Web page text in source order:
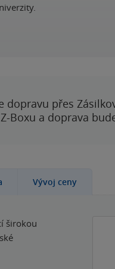
dopravu přes
Boxu a doprava
Vývoj ceny
širokou